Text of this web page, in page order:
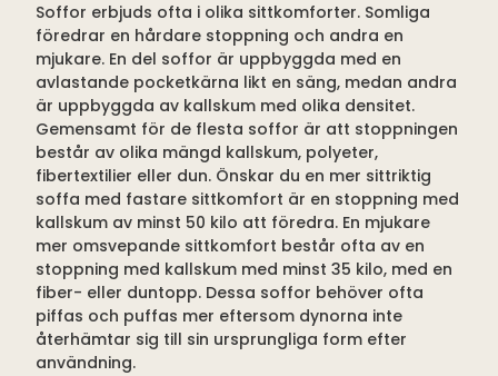
Soffor erbjuds ofta i olika sittkomforter. Somliga
föredrar en hårdare stoppning och andra en
mjukare. En del soffor är uppbyggda med en
avlastande pocketkärna likt en säng, medan andra
är uppbyggda av kallskum med olika densitet.
Gemensamt för de flesta soffor är att stoppningen
består av olika mängd kallskum, polyeter,
fibertextilier eller dun. Önskar du en mer sittriktig
soffa med fastare sittkomfort är en stoppning med
kallskum av minst 50 kilo att föredra. En mjukare
mer omsvepande sittkomfort består ofta av en
stoppning med kallskum med minst 35 kilo, med en
fiber- eller duntopp. Dessa soffor behöver ofta
piffas och puffas mer eftersom dynorna inte
återhämtar sig till sin ursprungliga form efter
användning.